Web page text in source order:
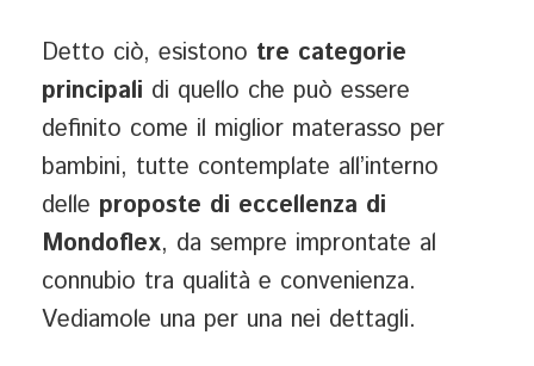
Detto ciò, esistono tre categorie
principali di quello che può essere
definito come il miglior materasso per
bambini, tutte contemplate all’interno
delle proposte di eccellenza di
Mondoflex, da sempre improntate al
connubio tra qualità e convenienza.
Vediamole una per una nei dettagli.